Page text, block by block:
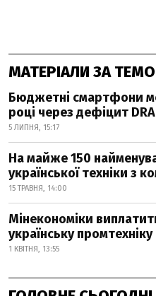
МАТЕРІАЛИ ЗА
Бюджетні смартфони
році через дефіцит
5 ЛИПНЯ, 15:17
На майже 150
української техніки з
15 ТРАВНЯ, 14:00
Мінекономіки
українську промтехніку
1 КВІТНЯ, 13:55